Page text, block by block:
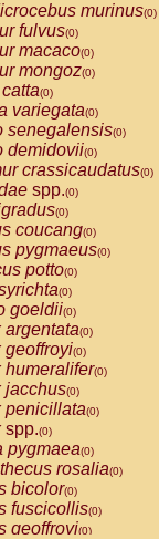
murinus(0)
fulvus(0)
macaco(0)
mongoz(0)
(0)
variegata(0)
senegalensis(0)
demidovii(0)
crassicaudatus(0)
spp.(0)
(0)
coucang(0)
pygmaeus(0)
potto(0)
(0)
goeldii(0)
argentata(0)
geoffroyi(0)
humeralifer(0)
jacchus(0)
penicillata(0)
spp.(0)
pygmaea(0)
rosalia(0)
bicolor(0)
fuscicollis(0)
geoffroyi(0)